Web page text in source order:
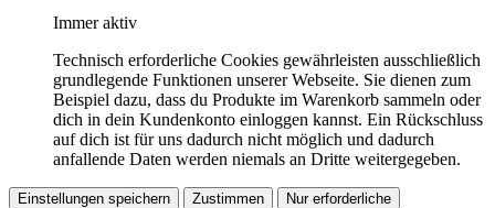
Immer aktiv
Technisch erforderliche Cookies gewährleisten ausschließlich
grundlegende Funktionen unserer Webseite. Sie dienen zum
Beispiel dazu, dass du Produkte im Warenkorb sammeln oder
dich in dein Kundenkonto einloggen kannst. Ein Rückschluss
auf dich ist für uns dadurch nicht möglich und dadurch
anfallende Daten werden niemals an Dritte weitergegeben.
Einstellungen speichern Zustimmen Nur erforderliche